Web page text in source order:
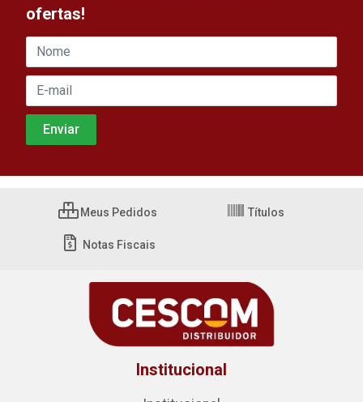
ofertas!
Meus Pedidos Títulos
Notas Fiscais
Institucional